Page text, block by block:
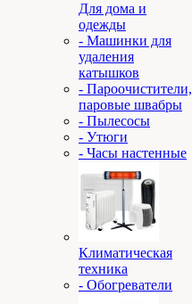
Для дома и
одежды
- Машинки для
удаления
катышков
- Пароочистители,
паровые швабры
- Пылесосы
- Утюги
- Часы настенные
Климатическая
техника
- Обогреватели